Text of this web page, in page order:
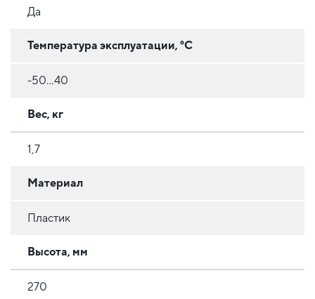
Да
Температура эксплуатации, °C
-50...40
Вес, кг
1,7
Материал
Пластик
Высота, мм
270